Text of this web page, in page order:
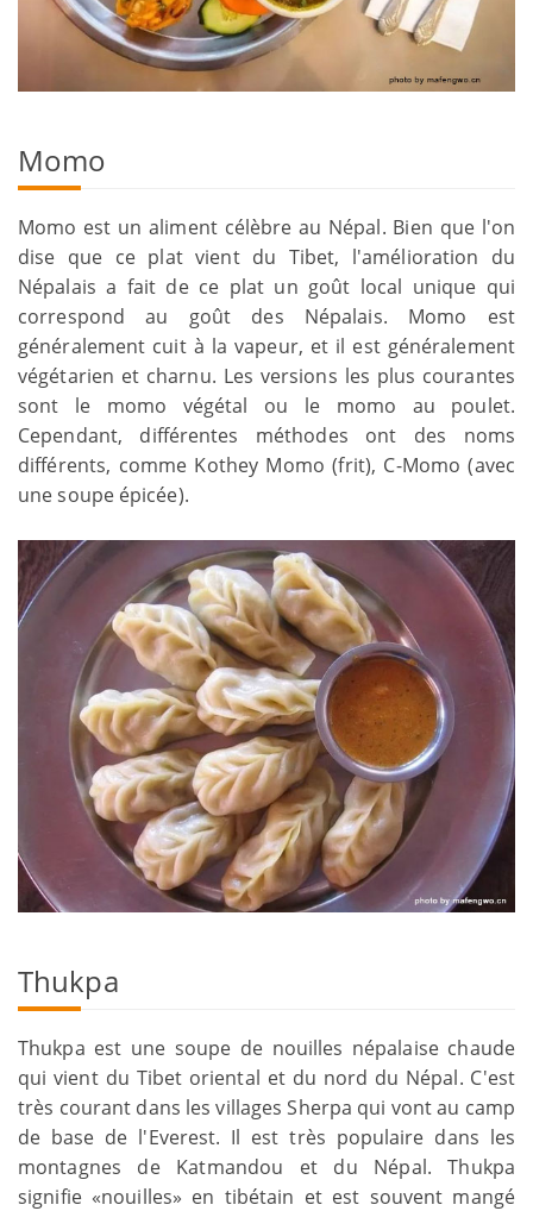
Momo
Momo est un aliment célèbre au Népal. Bien que l'on
dise que ce plat vient du Tibet, l'amélioration du
Népalais a fait de ce plat un goût local unique qui
correspond au goût des Népalais. Momo est
généralement cuit à la vapeur, et il est généralement
végétarien et charnu. Les versions les plus courantes
sont le momo végétal ou le momo au poulet.
Cependant, différentes méthodes ont des noms
différents, comme Kothey Momo (frit), C-Momo (avec
une soupe épicée).
Thukpa
Thukpa est une soupe de nouilles népalaise chaude
qui vient du Tibet oriental et du nord du Népal. C'est
très courant dans les villages Sherpa qui vont au camp
de base de l'Everest. Il est très populaire dans les
montagnes de Katmandou et du Népal. Thukpa
signifie «nouilles» en tibétain et est souvent mangé